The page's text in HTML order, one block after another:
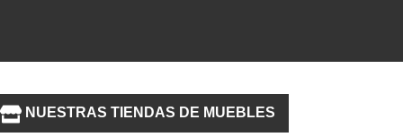
NUESTRAS TIENDAS DE MUEBLES